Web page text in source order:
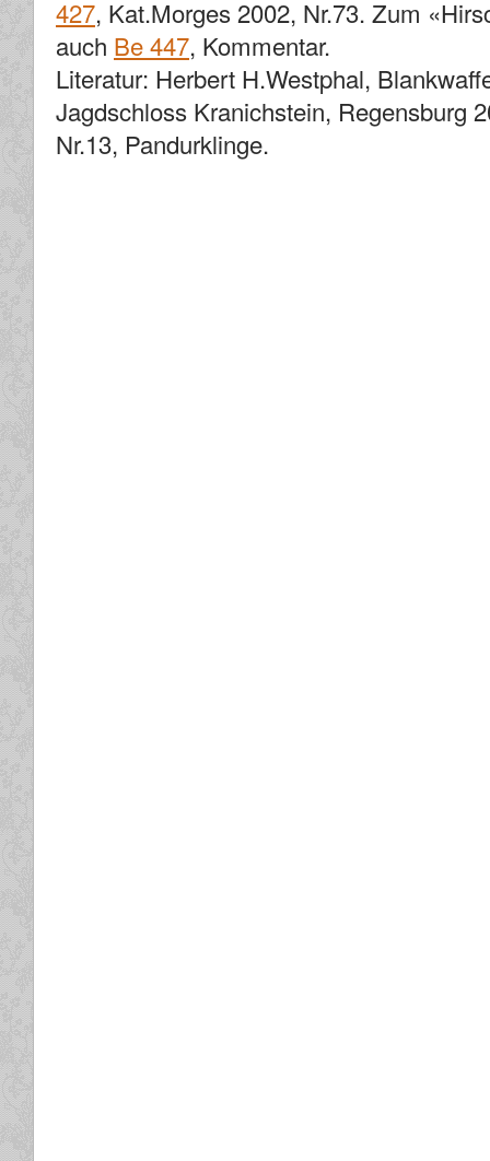
427, Kat.Morges 2002, Nr.73. Zum
auch Be 447, Kommentar.
Literatur: Herbert H.Westphal,
Jagdschloss Kranichstein, Regensburg
Nr.13, Pandurklinge.